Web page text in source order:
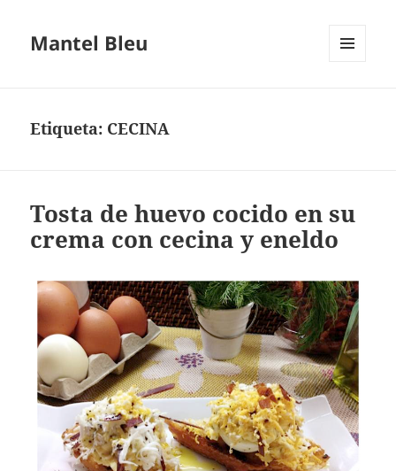
Mantel Bleu
Etiqueta: CECINA
Tosta de huevo cocido en su
crema con cecina y eneldo